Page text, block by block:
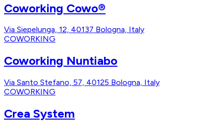
Coworking Cowo®
Via Siepelunga, 12, 40137 Bologna, Italy
COWORKING
Coworking Nuntiabo
Via Santo Stefano, 57, 40125 Bologna, Italy
COWORKING
Crea System